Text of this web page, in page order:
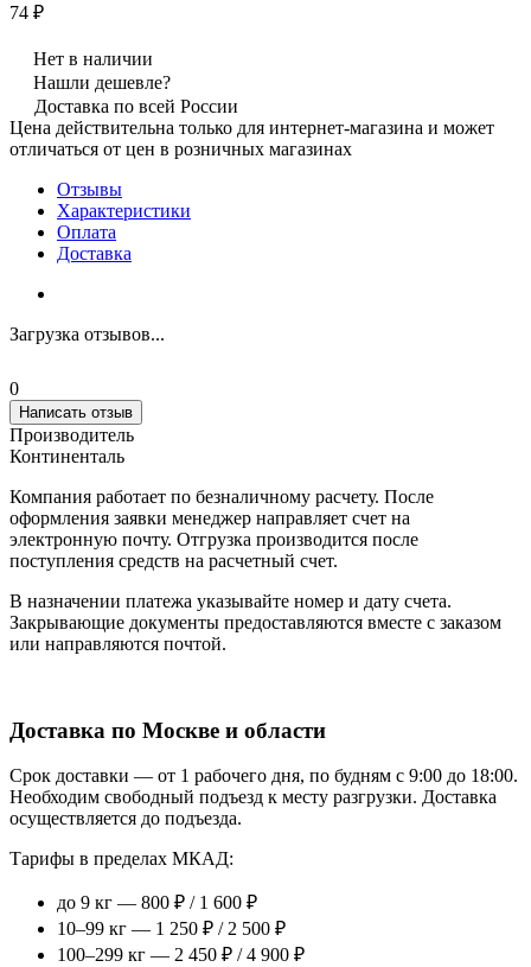
74 ₽
Нет в наличии
Нашли дешевле?
Доставка по всей России
Цена действительна только для интернет-магазина и может
отличаться от цен в розничных магазинах
Отзывы
Характеристики
Оплата
Доставка
Загрузка отзывов...
0
Написать отзыв
Производитель
Континенталь
Компания работает по безналичному расчету. После
оформления заявки менеджер направляет счет на
электронную почту. Отгрузка производится после
поступления средств на расчетный счет.
В назначении платежа указывайте номер и дату счета.
Закрывающие документы предоставляются вместе с заказом
или направляются почтой.
Доставка по Москве и области
Срок доставки — от 1 рабочего дня, по будням с 9:00 до 18:00.
Необходим свободный подъезд к месту разгрузки. Доставка
осуществляется до подъезда.
Тарифы в пределах МКАД:
до 9 кг — 800 ₽ / 1 600 ₽
10–99 кг — 1 250 ₽ / 2 500 ₽
100–299 кг — 2 450 ₽ / 4 900 ₽